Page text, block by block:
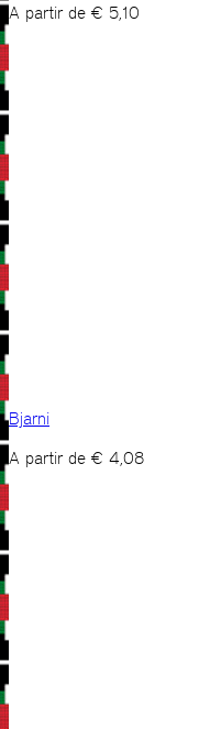
A partir de € 5,10
Bjarni
A partir de € 4,08